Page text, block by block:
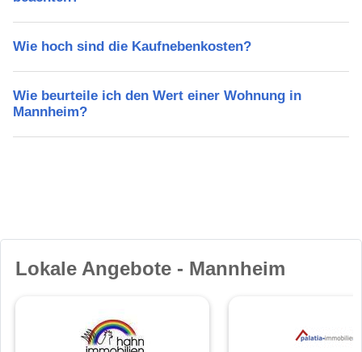
Wie hoch sind die Kaufnebenkosten?
Wie beurteile ich den Wert einer Wohnung in
Mannheim?
Lokale Angebote - Mannheim